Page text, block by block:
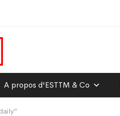
A propos d'ESTTM & Co